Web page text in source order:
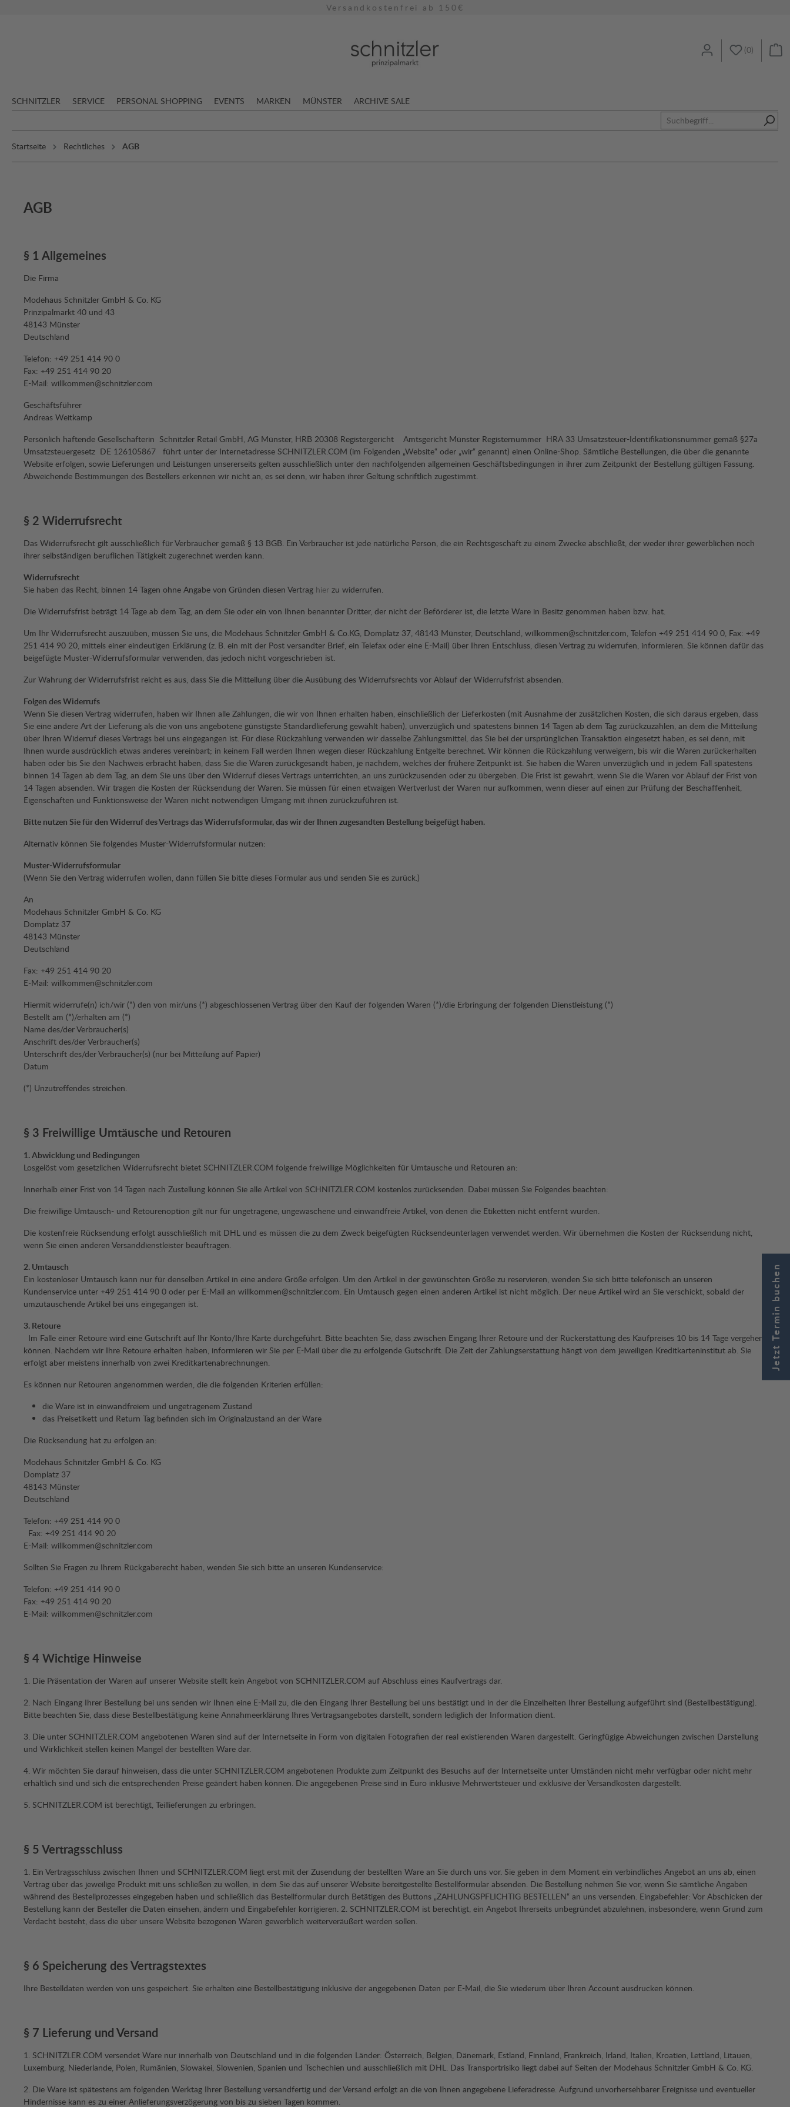
Versandkostenfrei ab 150€
(0)
SCHNITZLER SERVICE PERSONAL SHOPPING EVENTS MARKEN MÜNSTER ARCHIVE SALE
Startseite Rechtliches AGB
AGB
§ 1 Allgemeines
Die Firma
Modehaus Schnitzler GmbH & Co. KG
Prinzipalmarkt 40 und 43
48143 Münster
Deutschland
Telefon: +49 251 414 90 0
Fax: +49 251 414 90 20
E-Mail: willkommen@schnitzler.com
Geschäftsführer
Andreas Weitkamp
Persönlich haftende Gesellschafterin Schnitzler Retail GmbH, AG Münster, HRB 20308 Registergericht Amtsgericht Münster Registernummer HRA 33 Umsatzsteuer-Identifikationsnummer gemäß §27a
Umsatzsteuergesetz DE 126105867 führt unter der Internetadresse SCHNITZLER.COM (im Folgenden „Website“ oder „wir“ genannt) einen Online-Shop. Sämtliche Bestellungen, die über die genannte
Website erfolgen, sowie Lieferungen und Leistungen unsererseits gelten ausschließlich unter den nachfolgenden allgemeinen Geschäftsbedingungen in ihrer zum Zeitpunkt der Bestellung gültigen Fassung.
Abweichende Bestimmungen des Bestellers erkennen wir nicht an, es sei denn, wir haben ihrer Geltung schriftlich zugestimmt.
§ 2 Widerrufsrecht
Das Widerrufsrecht gilt ausschließlich für Verbraucher gemäß § 13 BGB. Ein Verbraucher ist jede natürliche Person, die ein Rechtsgeschäft zu einem Zwecke abschließt, der weder ihrer gewerblichen noch
ihrer selbständigen beruflichen Tätigkeit zugerechnet werden kann.
Widerrufsrecht
Sie haben das Recht, binnen 14 Tagen ohne Angabe von Gründen diesen Vertrag hier zu widerrufen.
Die Widerrufsfrist beträgt 14 Tage ab dem Tag, an dem Sie oder ein von Ihnen benannter Dritter, der nicht der Beförderer ist, die letzte Ware in Besitz genommen haben bzw. hat.
Um Ihr Widerrufsrecht auszuüben, müssen Sie uns, die Modehaus Schnitzler GmbH & Co.KG, Domplatz 37, 48143 Münster, Deutschland, willkommen@schnitzler.com, Telefon +49 251 414 90 0, Fax: +49
251 414 90 20, mittels einer eindeutigen Erklärung (z. B. ein mit der Post versandter Brief, ein Telefax oder eine E-Mail) über Ihren Entschluss, diesen Vertrag zu widerrufen, informieren. Sie können dafür das
beigefügte Muster-Widerrufsformular verwenden, das jedoch nicht vorgeschrieben ist.
Zur Wahrung der Widerrufsfrist reicht es aus, dass Sie die Mitteilung über die Ausübung des Widerrufsrechts vor Ablauf der Widerrufsfrist absenden.
Folgen des Widerrufs
Wenn Sie diesen Vertrag widerrufen, haben wir Ihnen alle Zahlungen, die wir von Ihnen erhalten haben, einschließlich der Lieferkosten (mit Ausnahme der zusätzlichen Kosten, die sich daraus ergeben, dass
Sie eine andere Art der Lieferung als die von uns angebotene günstigste Standardlieferung gewählt haben), unverzüglich und spätestens binnen 14 Tagen ab dem Tag zurückzuzahlen, an dem die Mitteilung
über Ihren Widerruf dieses Vertrags bei uns eingegangen ist. Für diese Rückzahlung verwenden wir dasselbe Zahlungsmittel, das Sie bei der ursprünglichen Transaktion eingesetzt haben, es sei denn, mit
Ihnen wurde ausdrücklich etwas anderes vereinbart; in keinem Fall werden Ihnen wegen dieser Rückzahlung Entgelte berechnet. Wir können die Rückzahlung verweigern, bis wir die Waren zurückerhalten
haben oder bis Sie den Nachweis erbracht haben, dass Sie die Waren zurückgesandt haben, je nachdem, welches der frühere Zeitpunkt ist. Sie haben die Waren unverzüglich und in jedem Fall spätestens
binnen 14 Tagen ab dem Tag, an dem Sie uns über den Widerruf dieses Vertrags unterrichten, an uns zurückzusenden oder zu übergeben. Die Frist ist gewahrt, wenn Sie die Waren vor Ablauf der Frist von
14 Tagen absenden. Wir tragen die Kosten der Rücksendung der Waren. Sie müssen für einen etwaigen Wertverlust der Waren nur aufkommen, wenn dieser auf einen zur Prüfung der Beschaffenheit,
Eigenschaften und Funktionsweise der Waren nicht notwendigen Umgang mit ihnen zurückzuführen ist.
Bitte nutzen Sie für den Widerruf des Vertrags das Widerrufsformular, das wir der Ihnen zugesandten Bestellung beigefügt haben.
Alternativ können Sie folgendes Muster-Widerrufsformular nutzen:
Muster-Widerrufsformular
(Wenn Sie den Vertrag widerrufen wollen, dann füllen Sie bitte dieses Formular aus und senden Sie es zurück.)
An
Modehaus Schnitzler GmbH & Co. KG
Domplatz 37
48143 Münster
Deutschland
Fax: +49 251 414 90 20
E-Mail: willkommen@schnitzler.com
Hiermit widerrufe(n) ich/wir (*) den von mir/uns (*) abgeschlossenen Vertrag über den Kauf der folgenden Waren (*)/die Erbringung der folgenden Dienstleistung (*)
Bestellt am (*)/erhalten am (*)
Name des/der Verbraucher(s)
Anschrift des/der Verbraucher(s)
Unterschrift des/der Verbraucher(s) (nur bei Mitteilung auf Papier)
Datum
(*) Unzutreffendes streichen.
§ 3 Freiwillige Umtäusche und Retouren
1. Abwicklung und Bedingungen
Losgelöst vom gesetzlichen Widerrufsrecht bietet SCHNITZLER.COM folgende freiwillige Möglichkeiten für Umtausche und Retouren an:
Innerhalb einer Frist von 14 Tagen nach Zustellung können Sie alle Artikel von SCHNITZLER.COM kostenlos zurücksenden. Dabei müssen Sie Folgendes beachten:
Die freiwillige Umtausch- und Retourenoption gilt nur für ungetragene, ungewaschene und einwandfreie Artikel, von denen die Etiketten nicht entfernt wurden.
Die kostenfreie Rücksendung erfolgt ausschließlich mit DHL und es müssen die zu dem Zweck beigefügten Rücksendeunterlagen verwendet werden. Wir übernehmen die Kosten der Rücksendung nicht,
wenn Sie einen anderen Versanddienstleister beauftragen.
2. Umtausch
Ein kostenloser Umtausch kann nur für denselben Artikel in eine andere Größe erfolgen. Um den Artikel in der gewünschten Größe zu reservieren, wenden Sie sich bitte telefonisch an unseren
Kundenservice unter +49 251 414 90 0 oder per E-Mail an willkommen@schnitzler.com. Ein Umtausch gegen einen anderen Artikel ist nicht möglich. Der neue Artikel wird an Sie verschickt, sobald der
umzutauschende Artikel bei uns eingegangen ist.
3. Retoure
Im Falle einer Retoure wird eine Gutschrift auf Ihr Konto/Ihre Karte durchgeführt. Bitte beachten Sie, dass zwischen Eingang Ihrer Retoure und der Rückerstattung des Kaufpreises 10 bis 14 Tage vergehen
können. Nachdem wir Ihre Retoure erhalten haben, informieren wir Sie per E-Mail über die zu erfolgende Gutschrift. Die Zeit der Zahlungserstattung hängt von dem jeweiligen Kreditkarteninstitut ab. Sie
erfolgt aber meistens innerhalb von zwei Kreditkartenabrechnungen.
Es können nur Retouren angenommen werden, die die folgenden Kriterien erfüllen:
die Ware ist in einwandfreiem und ungetragenem Zustand
das Preisetikett und Return Tag befinden sich im Originalzustand an der Ware
Die Rücksendung hat zu erfolgen an:
Modehaus Schnitzler GmbH & Co. KG
Domplatz 37
48143 Münster
Deutschland
Telefon: +49 251 414 90 0
Fax: +49 251 414 90 20
E-Mail: willkommen@schnitzler.com
Sollten Sie Fragen zu Ihrem Rückgaberecht haben, wenden Sie sich bitte an unseren Kundenservice:
Telefon: +49 251 414 90 0
Fax: +49 251 414 90 20
E-Mail: willkommen@schnitzler.com
§ 4 Wichtige Hinweise
1. Die Präsentation der Waren auf unserer Website stellt kein Angebot von SCHNITZLER.COM auf Abschluss eines Kaufvertrags dar.
2. Nach Eingang Ihrer Bestellung bei uns senden wir Ihnen eine E-Mail zu, die den Eingang Ihrer Bestellung bei uns bestätigt und in der die Einzelheiten Ihrer Bestellung aufgeführt sind (Bestellbestätigung).
Bitte beachten Sie, dass diese Bestellbestätigung keine Annahmeerklärung Ihres Vertragsangebotes darstellt, sondern lediglich der Information dient.
3. Die unter SCHNITZLER.COM angebotenen Waren sind auf der Internetseite in Form von digitalen Fotografien der real existierenden Waren dargestellt. Geringfügige Abweichungen zwischen Darstellung
und Wirklichkeit stellen keinen Mangel der bestellten Ware dar.
4. Wir möchten Sie darauf hinweisen, dass die unter SCHNITZLER.COM angebotenen Produkte zum Zeitpunkt des Besuchs auf der Internetseite unter Umständen nicht mehr verfügbar oder nicht mehr
erhältlich sind und sich die entsprechenden Preise geändert haben können. Die angegebenen Preise sind in Euro inklusive Mehrwertsteuer und exklusive der Versandkosten dargestellt.
5. SCHNITZLER.COM ist berechtigt, Teillieferungen zu erbringen.
§ 5 Vertragsschluss
1. Ein Vertragsschluss zwischen Ihnen und SCHNITZLER.COM liegt erst mit der Zusendung der bestellten Ware an Sie durch uns vor. Sie geben in dem Moment ein verbindliches Angebot an uns ab, einen
Vertrag über das jeweilige Produkt mit uns schließen zu wollen, in dem Sie das auf unserer Website bereitgestellte Bestellformular absenden. Die Bestellung nehmen Sie vor, wenn Sie sämtliche Angaben
während des Bestellprozesses eingegeben haben und schließlich das Bestellformular durch Betätigen des Buttons „ZAHLUNGSPFLICHTIG BESTELLEN“ an uns versenden. Eingabefehler: Vor Abschicken der
Bestellung kann der Besteller die Daten einsehen, ändern und Eingabefehler korrigieren. 2. SCHNITZLER.COM ist berechtigt, ein Angebot Ihrerseits unbegründet abzulehnen, insbesondere, wenn Grund zum
Verdacht besteht, dass die über unsere Website bezogenen Waren gewerblich weiterveräußert werden sollen.
§ 6 Speicherung des Vertragstextes
Ihre Bestelldaten werden von uns gespeichert. Sie erhalten eine Bestellbestätigung inklusive der angegebenen Daten per E-Mail, die Sie wiederum über Ihren Account ausdrucken können.
§ 7 Lieferung und Versand
1. SCHNITZLER.COM versendet Ware nur innerhalb von Deutschland und in die folgenden Länder: Österreich, Belgien, Dänemark, Estland, Finnland, Frankreich, Irland, Italien, Kroatien, Lettland, Litauen,
Luxemburg, Niederlande, Polen, Rumänien, Slowakei, Slowenien, Spanien und Tschechien und ausschließlich mit DHL. Das Transportrisiko liegt dabei auf Seiten der Modehaus Schnitzler GmbH & Co. KG.
2. Die Ware ist spätestens am folgenden Werktag Ihrer Bestellung versandfertig und der Versand erfolgt an die von Ihnen angegebene Lieferadresse. Aufgrund unvorhersehbarer Ereignisse und eventueller
Hindernisse kann es zu einer Anlieferungsverzögerung von bis zu sieben Tagen kommen.
Jetzt Termin buchen